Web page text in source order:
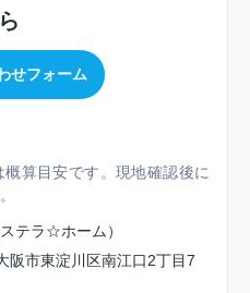
せフォーム
算目安です。現地確認後に
テラ☆ホーム）
阪市東淀川区南江口2丁目7